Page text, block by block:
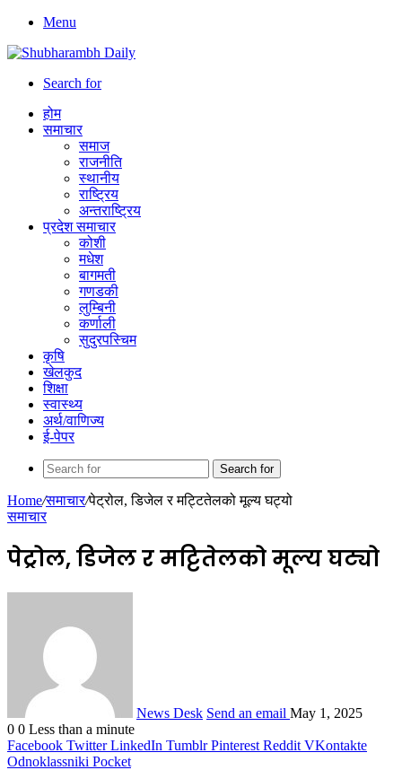
Menu
Search for
होम
समाचार
समाज
राजनीति
स्थानीय
राष्ट्रिय
अन्तराष्ट्रिय
प्रदेश समाचार
कोशी
मधेश
बागमती
गणडकी
लुम्बिनी
कर्णाली
सुदुरपस्चिम
कृषि
खेलकुद
शिक्षा
स्वास्थ्य
अर्थ/वाणिज्य
ई-पेपर
Search for
Home/समाचार/पेट्रोल, डिजेल र मट्टितेलको मूल्य घट्यो
समाचार
पेट्रोल, डिजेल र मट्टितेलको मूल्य घट्यो
News Desk Send an email May 1, 2025
0 0 Less than a minute
Facebook Twitter LinkedIn Tumblr Pinterest Reddit VKontakte
Odnoklassniki Pocket